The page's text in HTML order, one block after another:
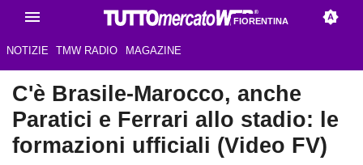
FIORENTINA
NOTIZIE TMW RADIO MAGAZINE
C'è Brasile-Marocco, anche
Paratici e Ferrari allo stadio: le
formazioni ufficiali (Video FV)